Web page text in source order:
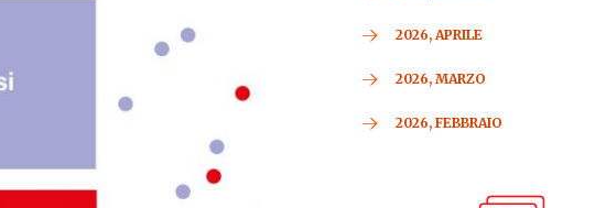
2026, APRILE
2026, MARZO
2026, FEBBRAIO